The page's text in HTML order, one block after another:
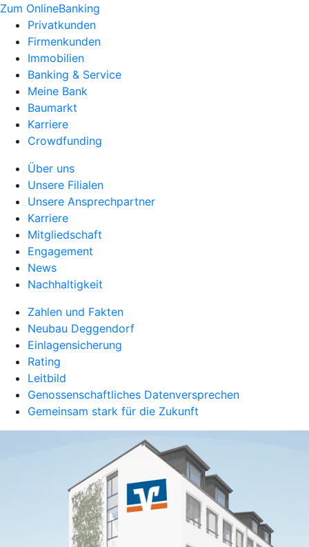
Zum OnlineBanking
Privatkunden
Firmenkunden
Immobilien
Banking & Service
Meine Bank
Baumarkt
Karriere
Crowdfunding
Über uns
Unsere Filialen
Unsere Ansprechpartner
Karriere
Mitgliedschaft
Engagement
News
Nachhaltigkeit
Zahlen und Fakten
Neubau Deggendorf
Einlagensicherung
Rating
Leitbild
Genossenschaftliches Datenversprechen
Gemeinsam stark für die Zukunft